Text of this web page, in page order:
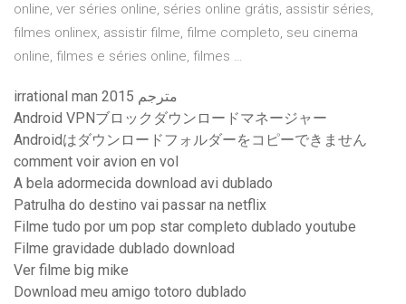
online, ver séries online, séries online grátis, assistir séries,
filmes onlinex, assistir filme, filme completo, seu cinema
online, filmes e séries online, filmes …
irrational man 2015 مترجم
Android VPNブロックダウンロードマネージャー
Androidはダウンロードフォルダーをコピーできません
comment voir avion en vol
A bela adormecida download avi dublado
Patrulha do destino vai passar na netflix
Filme tudo por um pop star completo dublado youtube
Filme gravidade dublado download
Ver filme big mike
Download meu amigo totoro dublado